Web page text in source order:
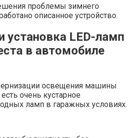
проблемы зимнего
описанное устройство.
установка LED-ламп
в автомобиле
освещения машины
очень кустарное
ламп в гаражных условиях.